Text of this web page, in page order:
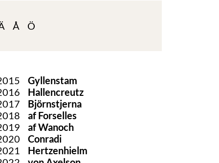
Å Ö
Gyllenstam
Hallencreutz
Björnstjerna
af Forselles
af Wanoch
Conradi
Hertzenhielm